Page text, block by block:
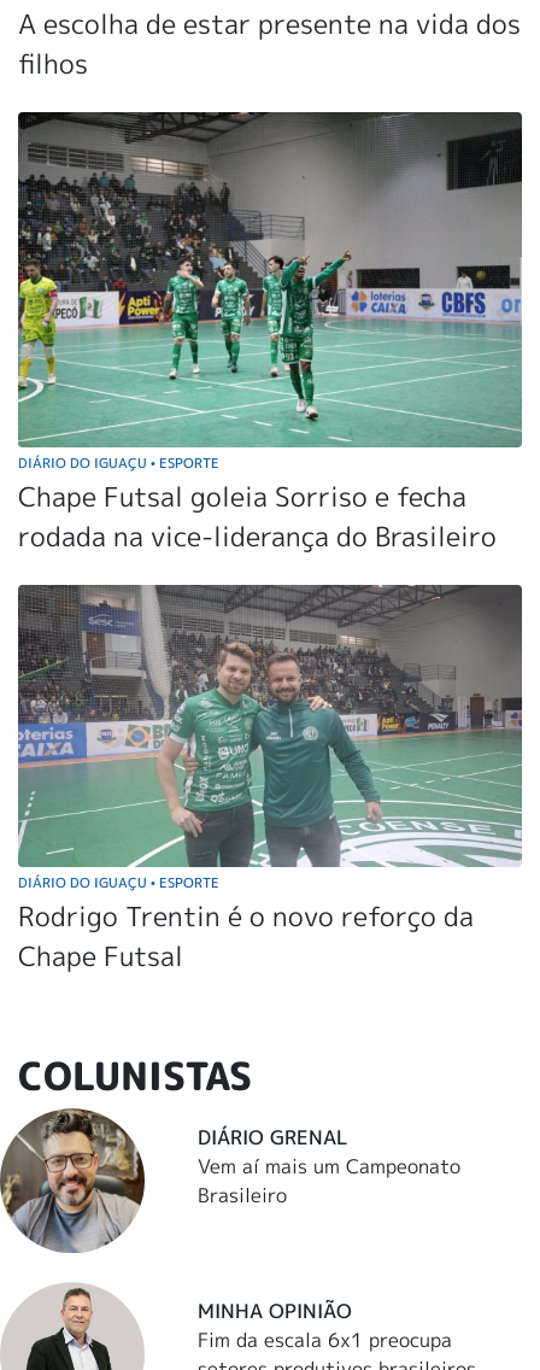
A escolha de estar presente na vida dos
filhos
DIÁRIO DO IGUAÇU • ESPORTE
Chape Futsal goleia Sorriso e fecha
rodada na vice-liderança do Brasileiro
DIÁRIO DO IGUAÇU • ESPORTE
Rodrigo Trentin é o novo reforço da
Chape Futsal
COLUNISTAS
DIÁRIO GRENAL
Vem aí mais um Campeonato
Brasileiro
MINHA OPINIÃO
Fim da escala 6x1 preocupa